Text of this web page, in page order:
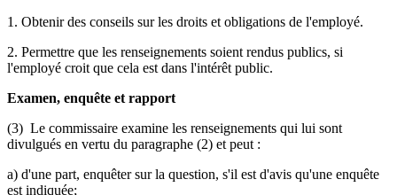
1. Obtenir des conseils sur les droits et obligations de l'employé.
2. Permettre que les renseignements soient rendus publics, si
l'employé croit que cela est dans l'intérêt public.
Examen, enquête et rapport
(3) Le commissaire examine les renseignements qui lui sont
divulgués en vertu du paragraphe (2) et peut :
a) d'une part, enquêter sur la question, s'il est d'avis qu'une enquête
est indiquée;